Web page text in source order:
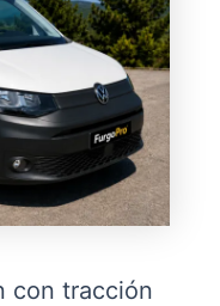
con tracción